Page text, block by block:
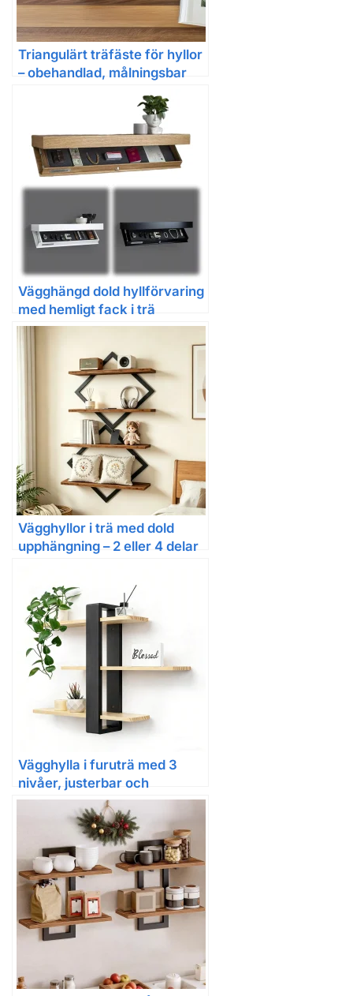
Triangulärt träfäste för hyllor
– obehandlad, målningsbar
Vägghängd dold hyllförvaring
med hemligt fack i trä
Vägghyllor i trä med dold
upphängning – 2 eller 4 delar
Vägghylla i furuträ med 3
nivåer, justerbar och
väggmonterad